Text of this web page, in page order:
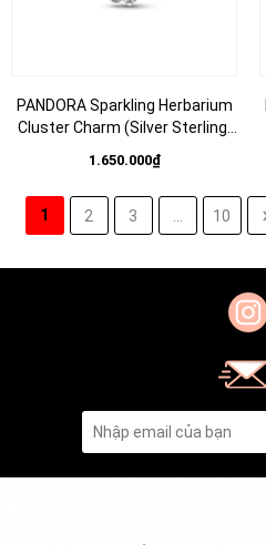
PANDORA Sparkling Herbarium
Cluster Charm (Silver Sterling,
tay, hình hoa cỏ, đính đá CZ lấp
lánh, bạc 925 - JEWELRY
1.650.000₫
1 2 3 10